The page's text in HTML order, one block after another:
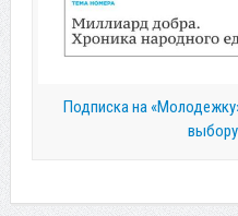
Подписка на